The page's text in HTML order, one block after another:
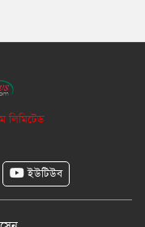
লিমিটেড
ইউটিউব